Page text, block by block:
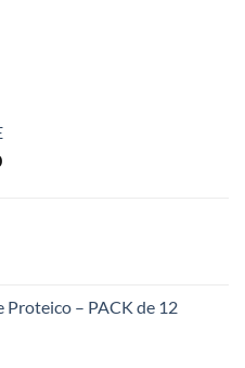
Rango
– PACK de 12